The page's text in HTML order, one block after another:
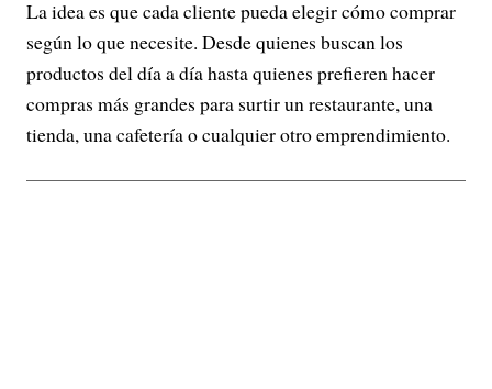
La idea es que cada cliente pueda elegir cómo comprar
según lo que necesite. Desde quienes buscan los
productos del día a día hasta quienes prefieren hacer
compras más grandes para surtir un restaurante, una
tienda, una cafetería o cualquier otro emprendimiento.